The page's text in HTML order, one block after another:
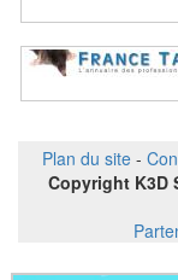
Plan du site -
Copyright K3D